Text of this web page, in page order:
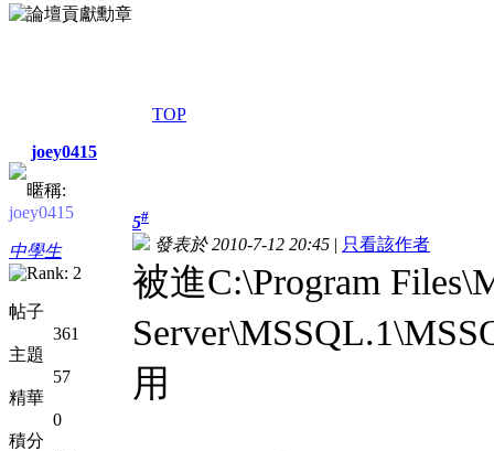
TOP
joey0415
暱稱:
joey0415
中學生
帖子
361
主題
57
精華
0
積分
5#
發表於 2010-7-12 20:45 | 只看該作者
被進C:\Program
用